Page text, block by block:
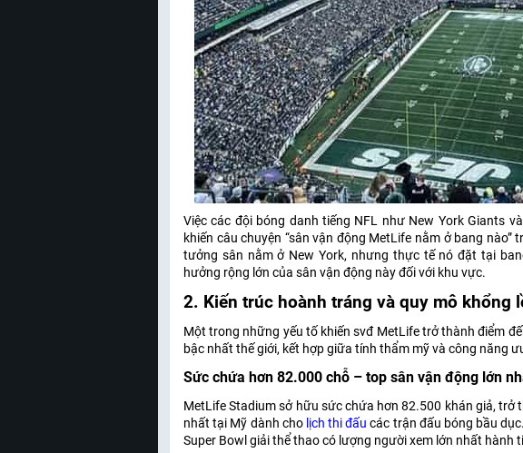
Việc các đội bóng danh tiếng NFL như New York Giants
khiến câu chuyện “sân vận động MetLife nằm ở bang
tưởng sân nằm ở New York, nhưng thực tế nó đặt tại
hưởng rộng lớn của sân vận động này đối với khu vực.
2. Kiến trúc hoành tráng và quy mô khổng
Một trong những yếu tố khiến svđ MetLife trở thành điểm
bậc nhất thế giới, kết hợp giữa tính thẩm mỹ và công năng
Sức chứa hơn 82.000 chỗ – top sân vận động lớn
MetLife Stadium sở hữu sức chứa hơn 82.500 khán giả,
nhất tại Mỹ dành cho lịch thi đấu các trận đấu bóng bầu
Super Bowl giải thể thao có lượng người xem lớn nhất hành